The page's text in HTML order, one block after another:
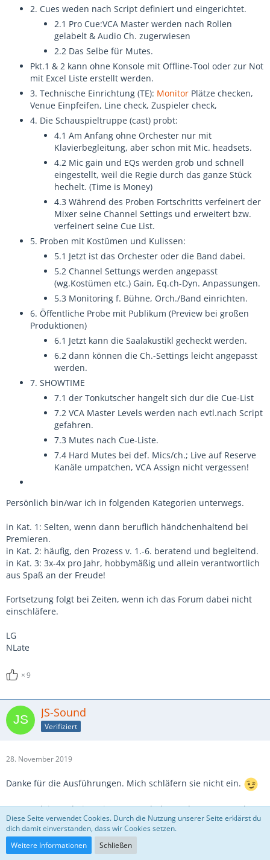
2. Cues weden nach Script definiert und eingerichtet.
2.1 Pro Cue:VCA Master werden nach Rollen
gelabelt & Audio Ch. zugerwiesen
2.2 Das Selbe für Mutes.
Pkt.1 & 2 kann ohne Konsole mit Offline-Tool oder zur Not
mit Excel Liste erstellt werden.
3. Technische Einrichtung (TE): Monitor Plätze checken,
Venue Einpfeifen, Line check, Zuspieler check,
4. Die Schauspieltruppe (cast) probt:
4.1 Am Anfang ohne Orchester nur mit
Klavierbegleitung, aber schon mit Mic. headsets.
4.2 Mic gain und EQs werden grob und schnell
eingestellt, weil die Regie durch das ganze Stück
hechelt. (Time is Money)
4.3 Während des Proben Fortschritts verfeinert der
Mixer seine Channel Settings und erweitert bzw.
verfeinert seine Cue List.
5. Proben mit Kostümen und Kulissen:
5.1 Jetzt ist das Orchester oder die Band dabei.
5.2 Channel Settungs werden angepasst
(wg.Kostümen etc.) Gain, Eq.ch-Dyn. Anpassungen.
5.3 Monitoring f. Bühne, Orch./Band einrichten.
6. Öffentliche Probe mit Publikum (Preview bei großen
Produktionen)
6.1 Jetzt kann die Saalakustikl gecheckt werden.
6.2 dann können die Ch.-Settings leicht angepasst
werden.
7. SHOWTIME
7.1 der Tonkutscher hangelt sich dur die Cue-List
7.2 VCA Master Levels werden nach evtl.nach Script
gefahren.
7.3 Mutes nach Cue-Liste.
7.4 Hard Mutes bei def. Mics/ch.; Live auf Reserve
Kanäle umpatchen, VCA Assign nicht vergessen!
Persönlich bin/war ich in folgenden Kategorien unterwegs.
in Kat. 1: Selten, wenn dann beruflich händchenhaltend bei
Premieren.
in Kat. 2: häufig, den Prozess v. 1.-6. beratend und begleitend.
in Kat. 3: 3x-4x pro Jahr, hobbymäßig und allein verantwortlich
aus Spaß an der Freude!
Fortsetzung folgt bei Zeiten, wenn ich das Forum dabei nicht
einschläfere.
LG
NLate
9
JS-Sound
Verifiziert
28. November 2019
Danke für die Ausführungen. Mich schläfern sie nicht ein.
Kommt deine Arbeitsweise vom Umbelegen der VCAs von der
festen Faderstruktur von Analogpulten?
Ich hätte bei digitalen Pulten eine feste Zuordnung von Actors
zu den Rollen-VCAs gesehen, und dann das Fader-Layout
Diese Seite verwendet Cookies. Durch die Nutzung unserer Seite erklärst du
dich damit einverstanden, dass wir Cookies setzen.
Weitere Informationen
Schließen